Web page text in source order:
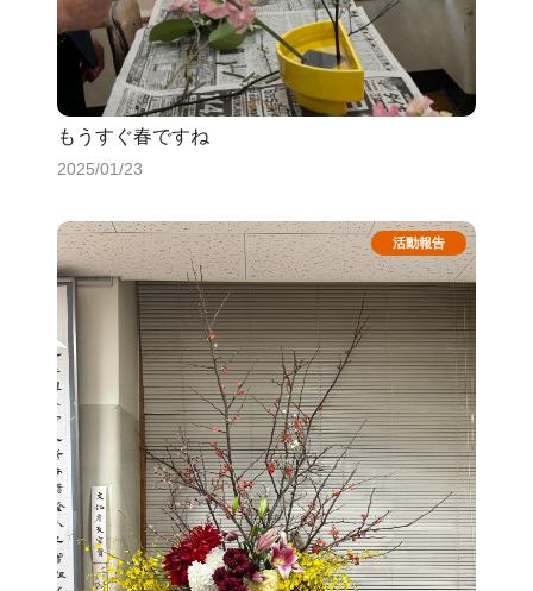
もうすぐ春ですね
2025/01/23